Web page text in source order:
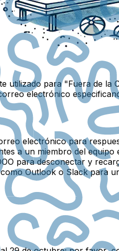
utilizado para "Fuera de
electrónico
electrónico para
a un miembro del equipo
para desconectar y
Outlook o Slack para